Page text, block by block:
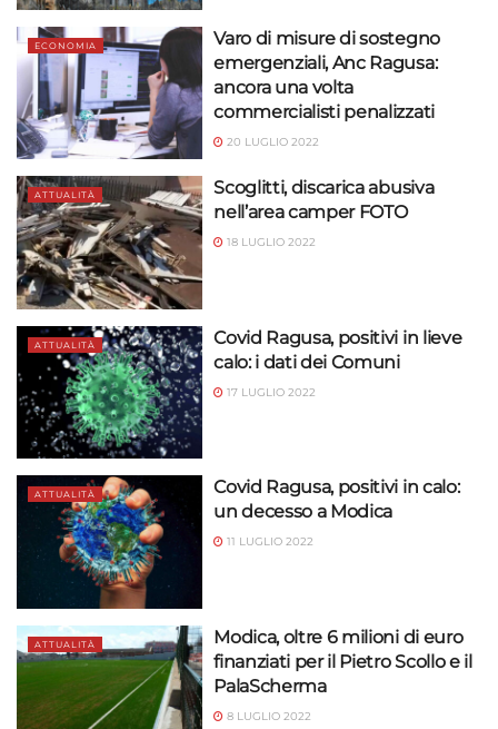
ECONOMIA
Varo di misure di sostegno
emergenziali, Anc Ragusa:
ancora una volta
commercialisti penalizzati
20 LUGLIO 2022
ATTUALITÀ
Scoglitti, discarica abusiva
nell’area camper FOTO
18 LUGLIO 2022
ATTUALITÀ
Covid Ragusa, positivi in lieve
calo: i dati dei Comuni
17 LUGLIO 2022
ATTUALITÀ
Covid Ragusa, positivi in calo:
un decesso a Modica
11 LUGLIO 2022
ATTUALITÀ
Modica, oltre 6 milioni di euro
finanziati per il Pietro Scollo e il
PalaScherma
8 LUGLIO 2022